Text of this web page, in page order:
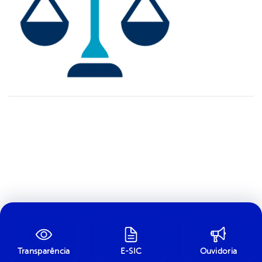
Transparência E-SIC Ouvidoria